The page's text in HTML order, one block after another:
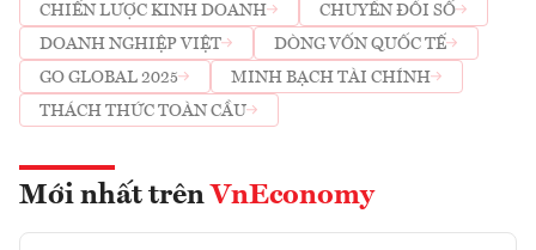
CHIẾN LƯỢC KINH DOANH
CHUYỂN ĐỔI SỐ
DOANH NGHIỆP VIỆT
DÒNG VỐN QUỐC TẾ
GO GLOBAL 2025
MINH BẠCH TÀI CHÍNH
THÁCH THỨC TOÀN CẦU
Mới nhất trên VnEconomy